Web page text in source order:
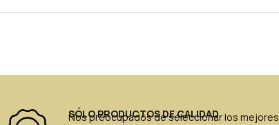
SÓLO PRODUCTOS DE CALIDAD
Nos preocupados de seleccionar los mejores